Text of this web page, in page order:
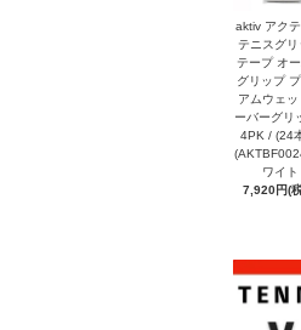
aktiv アク
テニスグリ
テープ オ
グリップ プ
アムウェッ
ーバーグリ
4PK / (24
ワイト
7,920円(